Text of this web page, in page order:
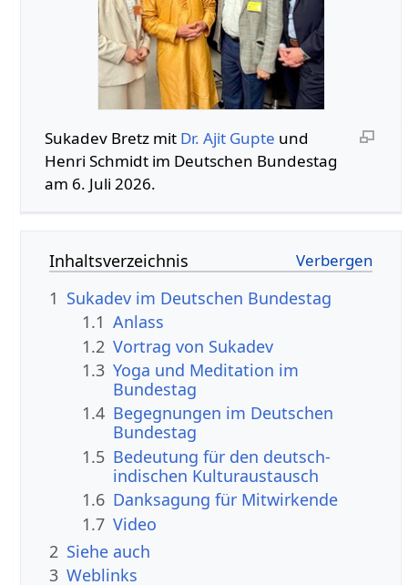
Sukadev Bretz mit Dr. Ajit Gupte und
Henri Schmidt im Deutschen Bundestag
am 6. Juli 2026.
Inhaltsverzeichnis
1 Sukadev im Deutschen Bundestag
1.1 Anlass
1.2 Vortrag von Sukadev
1.3 Yoga und Meditation im
Bundestag
1.4 Begegnungen im Deutschen
Bundestag
1.5 Bedeutung für den deutsch-
indischen Kulturaustausch
1.6 Danksagung für Mitwirkende
1.7 Video
2 Siehe auch
3 Weblinks